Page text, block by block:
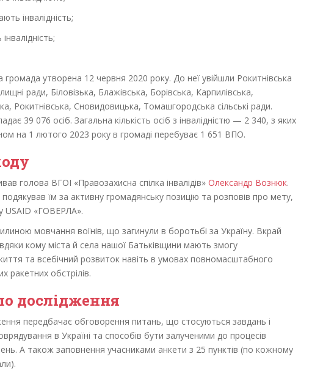
інвалідність;
громада утворена 12 червня 2020 року. До неї увійшли Рокитнівська
ради, Біловізька, Блажівська, Борівська, Карпилівська,
Рокитнівська, Сновидовицька, Томашгородська сільські ради.
39 076 осіб. Загальна кількість осіб з інвалідністю — 2 340, з яких
на 1 лютого 2023 року в громаді перебуває 1 651 ВПО.
голова ВГОІ «Правозахисна спілка інвалідів» Олександр Вознюк.
подякував їм за активну громадянську позицію та розповів про мету,
USAID «ГОВЕРЛА».
мовчання воїнів, що загинули в боротьбі за Україну. Вкрай
кому міста й села нашої Батьківщини мають змогу
та всебічний розвиток навіть в умовах повномасштабного
ракетних обстрілів.
дослідження
передбачає обговорення питань, що стосуються завдань і
в Україні та способів бути залученими до процесів
А також заповнення учасниками анкети з 25 пунктів (по кожному